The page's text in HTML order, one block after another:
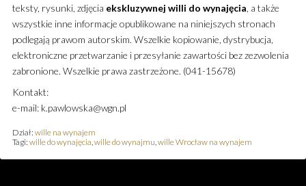
teksty, rysunki, zdjęcia ekskluzywnej willi do wynajęcia, a także
wszystkie inne informacje opublikowane na niniejszych stronach
podlegają prawom autorskim. Wszelkie kopiowanie, dystrybucja,
elektroniczne przetwarzanie i przesyłanie zawartości bez zezwolenia
zabronione. Wszelkie prawa zastrzeżone. (041-15678)
Kontakt:
e-mail: k.pawlowska@wgn.pl
Dział: wille na wynajem
Tagi: wille do wynajęcia wille do wynajmu wille Wrocław na wynajem